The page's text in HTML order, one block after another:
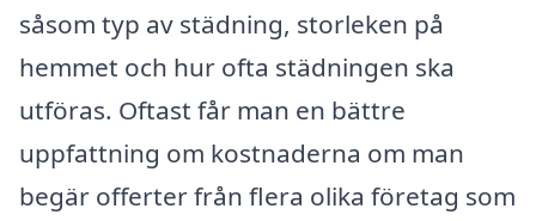
såsom typ av städning, storleken på
hemmet och hur ofta städningen ska
utföras. Oftast får man en bättre
uppfattning om kostnaderna om man
begär offerter från flera olika företag som